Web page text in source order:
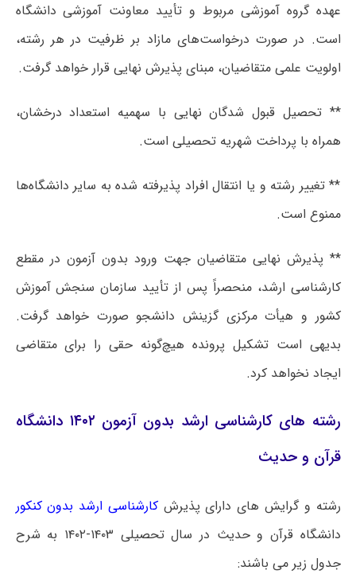
عهده گروه آموزشی مربوط و تأیید معاونت آموزشی دانشگاه
است. در صورت درخواست‌های مازاد بر ظرفیت در هر رشته،
اولویت علمی متقاضیان، مبنای پذیرش نهایی قرار خواهد گرفت.
** تحصیل قبول شدگان نهایی با سهمیه استعداد درخشان،
همراه با پرداخت شهریه تحصیلی است.
** تغییر رشته و یا انتقال افراد پذیرفته شده به سایر دانشگاه‌ها
ممنوع است.
** پذیرش نهایی متقاضیان جهت ورود بدون آزمون در مقطع
کارشناسی ارشد، منحصراً پس از تأیید سازمان سنجش آموزش
کشور و هیأت مرکزی گزینش دانشجو صورت خواهد گرفت.
بدیهی است تشکیل پرونده هیچ‌گونه حقی را برای متقاضی
ایجاد نخواهد کرد.
رشته های کارشناسی ارشد بدون آزمون ۱۴۰۲ دانشگاه
قرآن و حدیث
رشته و گرایش های دارای پذیرشکارشناسی ارشد بدون کنکور
دانشگاه قرآن و حدیث در سال تحصیلی ۱۴۰۳-۱۴۰۲ به شرح
جدول زیر می باشند: